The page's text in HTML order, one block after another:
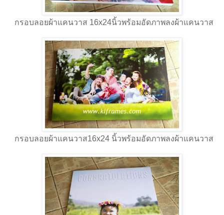
กรอบลอยผ้าแคนวาส 16x24นิ้วพร้อมอัดภาพลงผ้าแคนวาส
กรอบลอยผ้าแคนวาส16x24 นิ้วพร้อมอัดภาพลงผ้าแคนวาส